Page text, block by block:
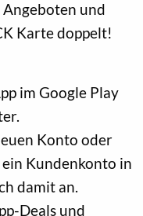
und
Karte doppelt!
im Google Play
Konto oder
Kundenkonto in
damit an.
Deals und